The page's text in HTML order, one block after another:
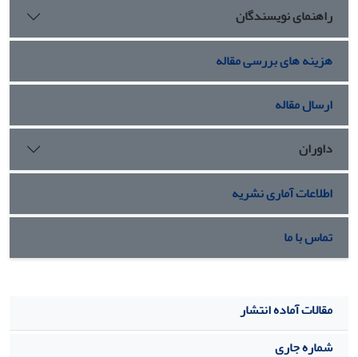
شود.
راهنمای نویسندگان
هزینه های بررسی مقاله
ارسال مقاله
داوران
اطلاعات آماری نشریه
تماس با ما
مقالات آماده انتشار
شماره جاری